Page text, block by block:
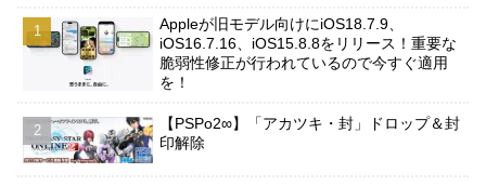
Appleが旧モデル向けにiOS18.7.9、
iOS16.7.16、iOS15.8.8をリリース！重要な
脆弱性修正が行われているので今すぐ適用
を！
【PSPo2∞】「アカツキ・封」ドロップ＆封
印解除